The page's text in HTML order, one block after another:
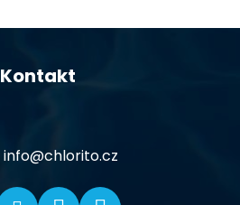
Kontakt
info@chlorito.cz